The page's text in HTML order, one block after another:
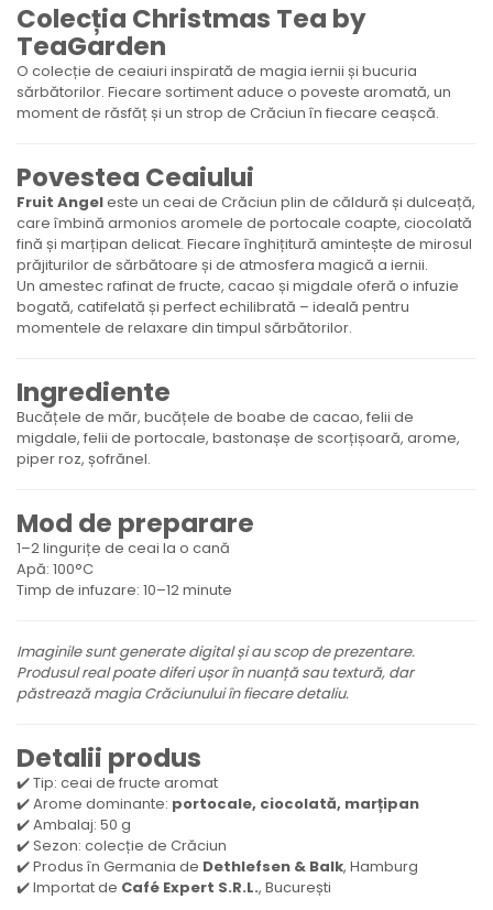
Colecția Christmas Tea by
TeaGarden
O colecție de ceaiuri inspirată de magia iernii și bucuria
sărbătorilor. Fiecare sortiment aduce o poveste aromată, un
moment de răsfăț și un strop de Crăciun în fiecare ceașcă.
Povestea Ceaiului
Fruit Angeleste un ceai de Crăciun plin de căldură și dulceață,
care îmbină armonios aromele de portocale coapte, ciocolată
fină și marțipan delicat. Fiecare înghițitură amintește de mirosul
prăjiturilor de sărbătoare și de atmosfera magică a iernii.
Un amestec rafinat de fructe, cacao și migdale oferă o infuzie
bogată, catifelată și perfect echilibrată – ideală pentru
momentele de relaxare din timpul sărbătorilor.
Ingrediente
Bucățele de măr, bucățele de boabe de cacao, felii de
migdale, felii de portocale, bastonașe de scorțișoară, arome,
piper roz, șofrănel.
Mod de preparare
1–2 lingurițe de ceai la o cană
Apă: 100°C
Timp de infuzare: 10–12 minute
Imaginile sunt generate digital și au scop de prezentare.
Produsul real poate diferi ușor în nuanță sau textură, dar
păstrează magia Crăciunului în fiecare detaliu.
Detalii produs
✔️ Tip: ceai de fructe aromat
✔️ Arome dominante: portocale, ciocolată, marțipan
✔️ Ambalaj: 50 g
✔️ Sezon: colecție de Crăciun
✔️ Produs în Germania de Dethlefsen & Balk, Hamburg
✔️ Importat de Café Expert S.R.L., București